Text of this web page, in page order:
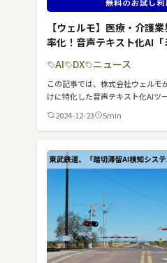
【ウェルモ】医療・介護
率化！音声テキスト化AI
AI DX ニュース
この記事では、株式会社ウェルモ
けに特化した音声テキスト化AIツ
2024-12-23 5min